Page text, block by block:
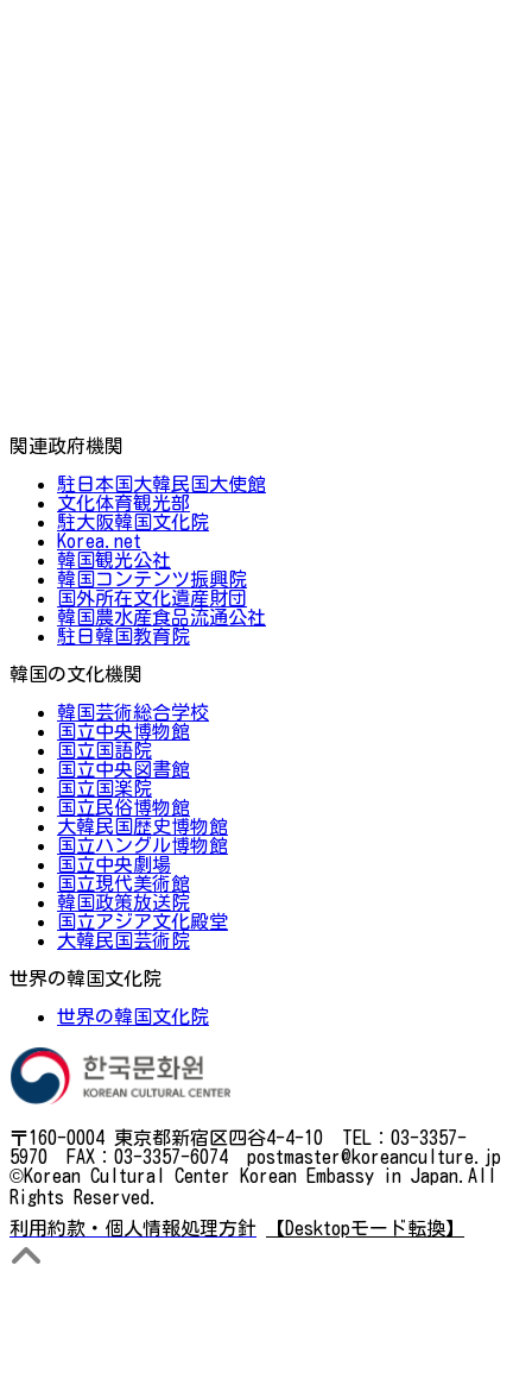
関連政府機関
駐日本国大韓民国大使館
文化体育観光部
駐大阪韓国文化院
Korea.net
韓国観光公社
韓国コンテンツ振興院
国外所在文化遺産財団
韓国農水産食品流通公社
駐日韓国教育院
韓国の文化機関
韓国芸術総合学校
国立中央博物館
国立国語院
国立中央図書館
国立国楽院
国立民俗博物館
大韓民国歴史博物館
国立ハングル博物館
国立中央劇場
国立現代美術館
韓国政策放送院
国立アジア文化殿堂
大韓民国芸術院
世界の韓国文化院
世界の韓国文化院
〒160-0004 東京都新宿区四谷4-4-10 TEL：03-3357-
5970 FAX：03-3357-6074 postmaster@koreanculture.jp
©Korean Cultural Center Korean Embassy in Japan.All
Rights Reserved.
利用約款・個人情報処理方針
【Desktopモード転換】